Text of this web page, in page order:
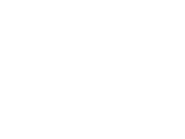
del año
a $10.880